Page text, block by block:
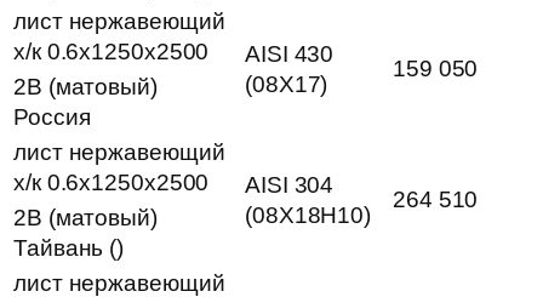
лист нержавеющий
х/к 0.6х1250х2500
AISI 430
(08Х17)
159 050
2B (матовый)
Россия
лист нержавеющий
х/к 0.6х1250х2500
AISI 304
(08Х18Н10)
264 510
2B (матовый)
Тайвань ()
лист нержавеющий